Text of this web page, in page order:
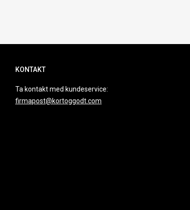
KONTAKT
Ta kontakt med kundeservice:
firmapost@kortoggodt.com